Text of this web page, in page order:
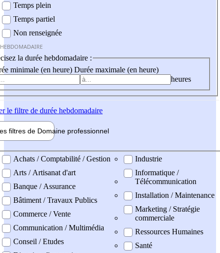
Temps plein
Temps partiel
Non renseignée
la durée hebdomadaire :
minimale (en heure) Durée maximale (en heure)
heures
le filtre de durée hebdomadaire
filtres de Domaine professionnel
professionel
Achats / Comptabilité / Gestion
Arts / Artisanat d'art
Banque / Assurance
Bâtiment / Travaux Publics
Commerce / Vente
Communication / Multimédia
Conseil / Etudes
Industrie
Informatique /
Télécommunication
Installation / Maintenance
Marketing / Stratégie
commerciale
Ressources Humaines
Santé